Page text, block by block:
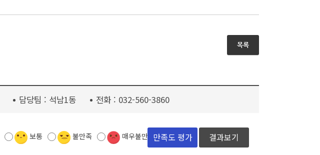
목록
담당팀 : 석남1동 전화 : 032-560-3860
보통 불만족 매우불만족 결과보기